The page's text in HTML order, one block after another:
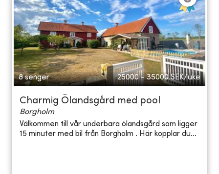
8 senger 25000 - 35000 SEK/uke
Charmig Ölandsgård med pool
Borgholm
Välkommen till vår underbara ölandsgård som ligger
15 minuter med bil från Borgholm . Här kopplar du...